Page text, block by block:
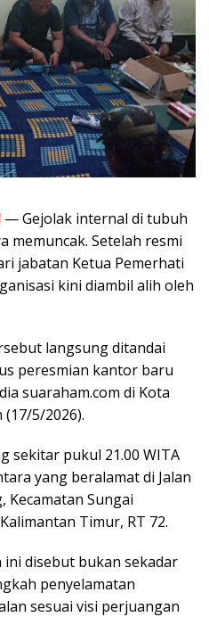
— Gejolak internal di tubuh
memuncak. Setelah resmi
jabatan Ketua Pemerhati
kini diambil alih oleh
langsung ditandai
peresmian kantor baru
suaraham.com di Kota
5/2026).
sekitar pukul 21.00 WITA
yang beralamat di Jalan
Kecamatan Sungai
Timur, RT 72.
disebut bukan sekadar
penyelamatan
sesuai visi perjuangan